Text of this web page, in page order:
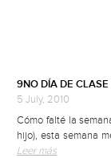
9NO DÍA DE
5 July, 2010
Cómo falté la
hijo), esta semana
Leer más